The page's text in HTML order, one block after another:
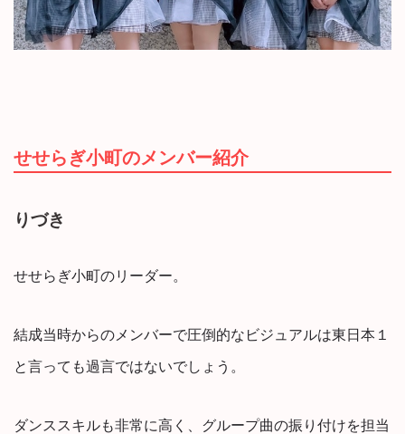
せせらぎ小町のメンバー紹介
りづき
せせらぎ小町のリーダー。
結成当時からのメンバーで圧倒的なビジュアルは東日本１
と言っても過言ではないでしょう。
ダンススキルも非常に高く、グループ曲の振り付けを担当